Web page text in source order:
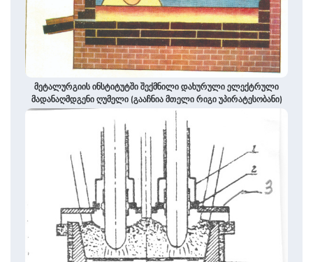
მეტალურგიის ინსტიტუტში შექმნილი დახურული ელექტრული
მადანაღმდგენი ღუმელი (გააჩნია მთელი რიგი უპირატესობანი)